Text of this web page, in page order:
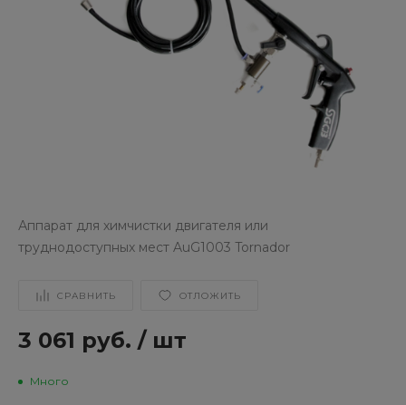
Аппарат для химчистки двигателя или
труднодоступных мест AuG1003 Tornador
СРАВНИТЬ ОТЛОЖИТЬ
3 061 руб. / шт
Много